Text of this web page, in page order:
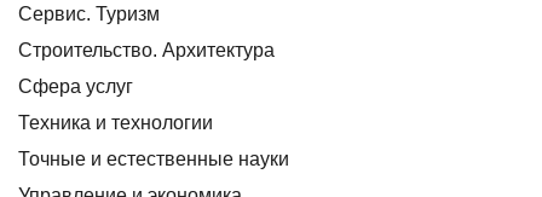
Сервис. Туризм
Строительство. Архитектура
Сфера услуг
Техника и технологии
Точные и естественные науки